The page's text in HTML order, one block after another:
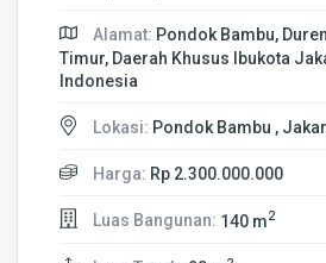
Alamat: Pondok Bambu,
Timur, Daerah Khusus Ibukota
Indonesia
Lokasi: Pondok Bambu ,
Harga: Rp 2.300.000.000
Luas Bangunan: 140 m2